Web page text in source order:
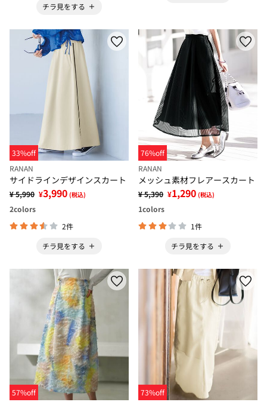
チラ見をする
33%off
RANAN
サイドラインデザインスカート
¥ 5,990 ¥3,990 (税込)
2colors
2件
チラ見をする
76%off
RANAN
メッシュ素材フレアースカート
¥ 5,390 ¥1,290 (税込)
1colors
1件
チラ見をする
57%off
73%off